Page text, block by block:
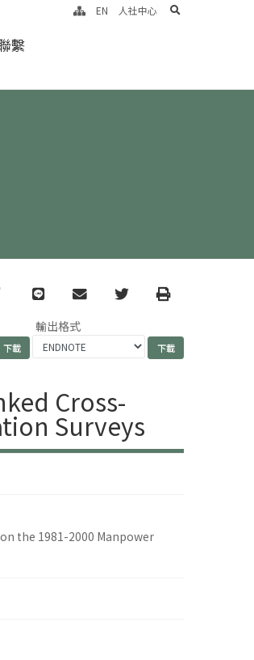
繫
EN 人社中心 search
line email TwitterPrint
輸出格式
Cross-
Surveys
the 1981-2000 Manpower